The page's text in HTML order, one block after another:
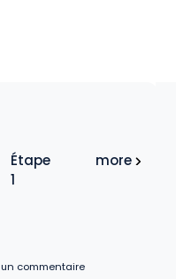
Étape
1
more
commentaire